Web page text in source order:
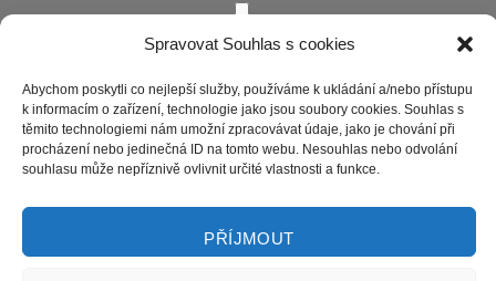
Spravovat Souhlas s cookies
Abychom poskytli co nejlepší služby, používáme k ukládání a/nebo přístupu
k informacím o zařízení, technologie jako jsou soubory cookies. Souhlas s
těmito technologiemi nám umožní zpracovávat údaje, jako je chování při
procházení nebo jedinečná ID na tomto webu. Nesouhlas nebo odvolání
souhlasu může nepříznivě ovlivnit určité vlastnosti a funkce.
PŘÍJMOUT
Chcete-li odeslat tento formulář, musíte přijmout naše